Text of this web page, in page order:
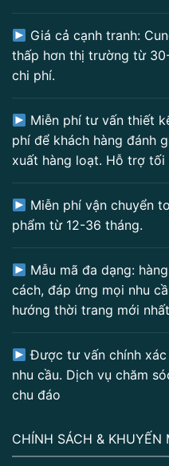
Giá cả cạnh tranh:
thấp hơn thị trường từ
chi phí.
Miễn phí tư vấn thiết
phí để khách hàng đánh
xuất hàng loạt. Hỗ trợ tối
Miễn phí vận chuyển
phẩm từ 12-36 tháng.
Mẫu mã đa dạng:
cách, đáp ứng mọi nhu
hướng thời trang mới
Được tư vấn chính
nhu cầu. Dịch vụ chăm
chu đáo
CHÍNH SÁCH & KHUYẾN